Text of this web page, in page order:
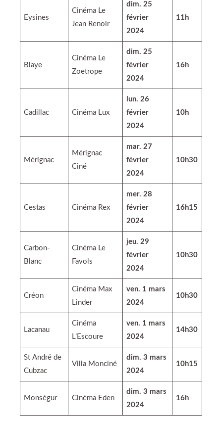
Eysines
Cinéma Le
Jean Renoir
dim. 25
février
2024
11h
Blaye
Cinéma Le
Zoetrope
dim. 25
février
2024
16h
Cadillac Cinéma Lux
lun. 26
février
2024
10h
Mérignac
Mérignac
Ciné
mar. 27
février
2024
10h30
Cestas Cinéma Rex
mer. 28
février
2024
16h15
Carbon-
Blanc
Cinéma Le
Favols
jeu. 29
février
2024
10h30
Créon
Cinéma Max
Linder
ven. 1 mars
2024
10h30
Lacanau
Cinéma
L’Escoure
ven. 1 mars
2024
14h30
St André de
Cubzac
Villa Monciné
dim. 3 mars
2024
10h15
Monségur Cinéma Eden
dim. 3 mars
2024
16h